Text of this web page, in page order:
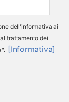
dell'informativa ai
trattamento dei
[Informativa]